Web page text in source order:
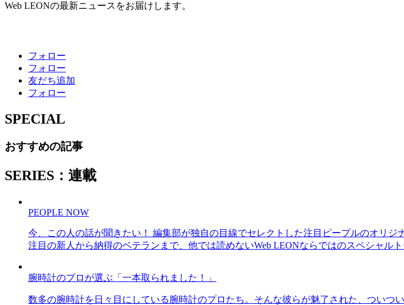
Web LEONの最新ニュースをお届けします。
フォロー
フォロー
友だち追加
フォロー
SPECIAL
おすすめの記事
SERIES：連載
PEOPLE NOW
今、この人の話が聞きたい！ 編集部が独自の目線でセレクトした注目ピープルのオリ
注目の新人から納得のベテランまで、他では読めないWeb LEONならではのスペシャル
腕時計のプロが選ぶ「一本取られました！」
数多の腕時計を日々目にしている腕時計のプロたち。そんな彼らが魅了された、ついつ